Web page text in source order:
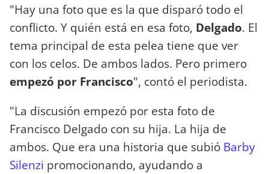
"Hay una foto que es la que disparó todo el
conflicto. Y quién está en esa foto, Delgado. El
tema principal de esta pelea tiene que ver
con los celos. De ambos lados. Pero primero
empezó por Francisco", contó el periodista.
"La discusión empezó por esta foto de
Francisco Delgado con su hija. La hija de
ambos. Que era una historia que subió Barby
Silenzi promocionando, ayudando a